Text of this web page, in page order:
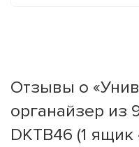
Отзывы о
органайзер из
DKTB46 (1 ящик